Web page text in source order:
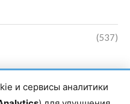
(537)
и сервисы аналитики